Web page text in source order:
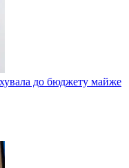
до бюджету майже